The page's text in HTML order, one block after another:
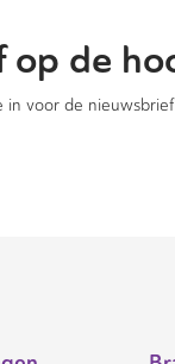
op de
in voor de